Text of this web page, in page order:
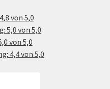
von 5,0
5,0 von 5,0
von 5,0
4,4 von 5,0